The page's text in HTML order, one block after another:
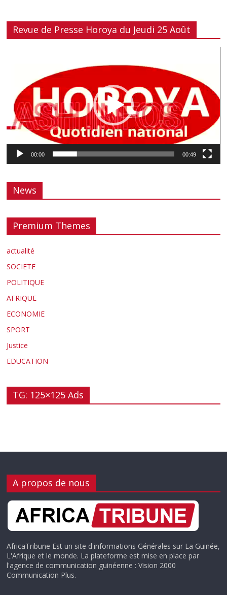
Revue de Presse Horoya du Jeudi 25 Août
00:00 00:49
News
Premium Themes
actualité
SOCIETE
POLITIQUE
AFRIQUE
ECONOMIE
SPORT
Justice
EDUCATION
TG: 125×125 Ads
A propos de nous
AfricaTribune Est un site d'informations Générales sur La Guinée,
L'Afrique et le monde. La plateforme est mise en place par
l'agence de communication guinéenne : Vision 2000
Communication Plus.